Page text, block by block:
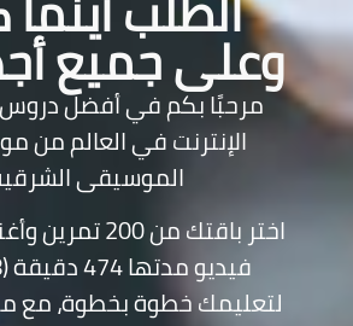
جميع أجهزتك.
بكم في أفضل دروس العود عبر
في العالم من موقع تعلم
الموسيقى الشرقية!
اختر باقتك من 200 تمرين وأغنية، ومقاطع
فيديو مدتها 474 دقيقة (8 ساعات)
خطوة بخطوة، مع مدرب محترف